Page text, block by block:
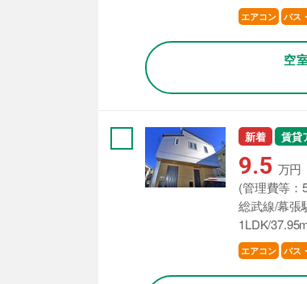
エアコン バス
空
新着 賃貸
9.5 万円
(管理費等：
総武線/幕張
1LDK/
エアコン バス